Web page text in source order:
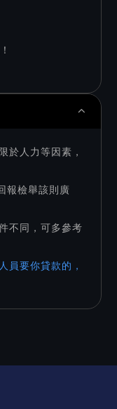
於人力等因素，
報檢舉該則廣
不同，可多參考
員要你貸款的，